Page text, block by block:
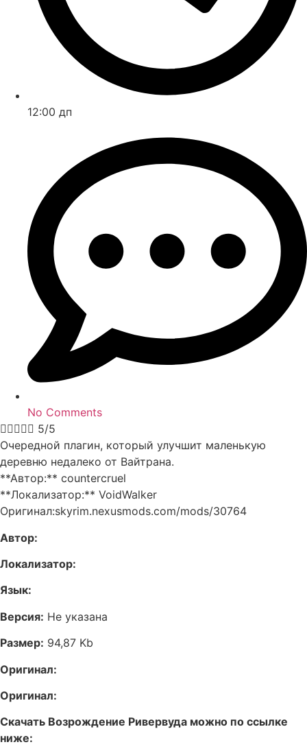
12:00 дп
No Comments
 5/5
Очередной плагин, который улучшит маленькую
деревню недалеко от Вайтрана.
**Автор:** countercruel
**Локализатор:** VoidWalker
Оригинал:skyrim.nexusmods.com/mods/30764
Автор:
Локализатор:
Язык:
Версия: Не указана
Размер: 94,87 Kb
Оригинал:
Оригинал:
Скачать Возрождение Ривервуда можно по ссылке
ниже: